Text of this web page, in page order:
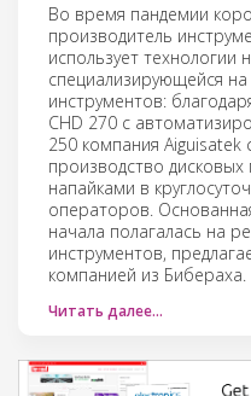
Во время пандемии
производитель
использует технологии
специализирующейся
инструментов:
CHD 270 с
250 компания Aiguisatek
производство
напайками в
операторов.
начала полагалась на
инструментов,
компанией из Бибераха.
Читать далее…